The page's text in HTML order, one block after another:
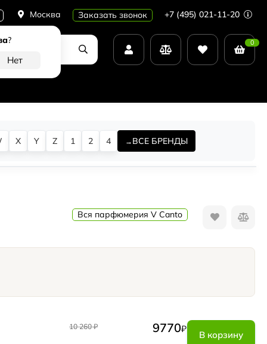
Москва
?
Заказать звонок +7 (495) 021-11-20
0
X Y Z 1 2 4 ВСЕ БРЕНДЫ
Вся парфюмерия V Canto
10 260₽ 9770₽
В корзину